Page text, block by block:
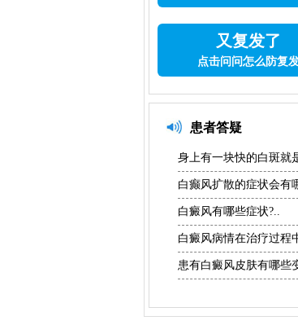
又复发了
点击问问怎么防复
患者答疑
身上有一块快的白斑就
白癫风扩散的症状会有
白癜风有哪些症状?..
白癜风病情在治疗过程
患有白癜风皮肤有哪些